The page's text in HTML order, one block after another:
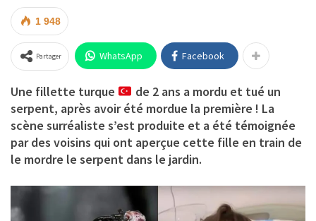
1 948
Partager WhatsApp Facebook
Une fillette turque
de 2 ans a mordu et tué un
serpent, après avoir été mordue la première ! La
scène surréaliste s’est produite et a été témoignée
par des voisins qui ont aperçue cette fille en train de
le mordre le serpent dans le jardin.